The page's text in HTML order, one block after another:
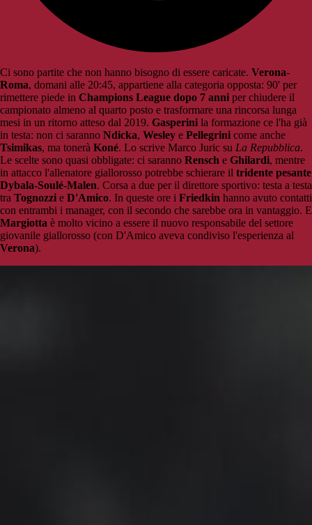
Ci sono partite che non hanno bisogno di essere caricate. Verona-
Roma, domani alle 20:45, appartiene alla categoria opposta: 90' per
rimettere piede in Champions League dopo 7 anni per chiudere il
campionato almeno al quarto posto e trasformare una rincorsa lunga
mesi in un ritorno atteso dal 2019. Gasperini la formazione ce l'ha già
in testa: non ci saranno Ndicka, Wesley e Pellegrini come anche
Tsimikas, ma tonerà Koné. Lo scrive Marco Juric su La Repubblica.
Le scelte sono quasi obbligate: ci saranno Rensch e Ghilardi, mentre
in attacco l'allenatore giallorosso potrebbe schierare il tridente pesante
Dybala-Soulé-Malen. Corsa a due per il direttore sportivo: testa a testa
tra Tognozzi e D'Amico. In queste ore i Friedkin hanno avuto contatti
con entrambi i manager, con il secondo che sarebbe ora in vantaggio. E
Margiotta è molto vicino a essere il nuovo responsabile del settore
giovanile giallorosso (con D'Amico aveva condiviso l'esperienza al
Verona).